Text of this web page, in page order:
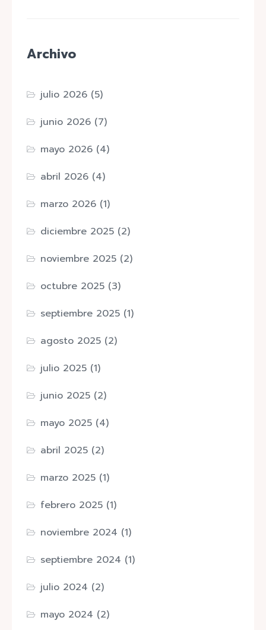
Archivo
julio 2026 (5)
junio 2026 (7)
mayo 2026 (4)
abril 2026 (4)
marzo 2026 (1)
diciembre 2025 (2)
noviembre 2025 (2)
octubre 2025 (3)
septiembre 2025 (1)
agosto 2025 (2)
julio 2025 (1)
junio 2025 (2)
mayo 2025 (4)
abril 2025 (2)
marzo 2025 (1)
febrero 2025 (1)
noviembre 2024 (1)
septiembre 2024 (1)
julio 2024 (2)
mayo 2024 (2)